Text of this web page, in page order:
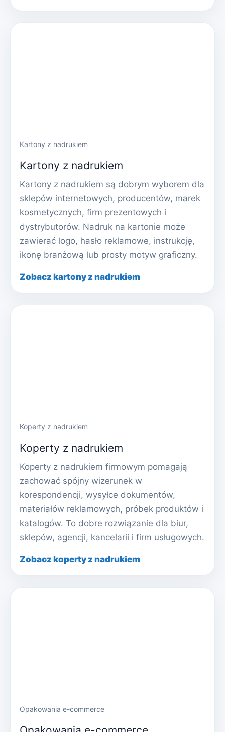
Kartony z nadrukiem
Kartony z nadrukiem
Kartony z nadrukiem są dobrym wyborem dla
sklepów internetowych, producentów, marek
kosmetycznych, firm prezentowych i
dystrybutorów. Nadruk na kartonie może
zawierać logo, hasło reklamowe, instrukcję,
ikonę branżową lub prosty motyw graficzny.
Zobacz kartony z nadrukiem
Koperty z nadrukiem
Koperty z nadrukiem
Koperty z nadrukiem firmowym pomagają
zachować spójny wizerunek w
korespondencji, wysyłce dokumentów,
materiałów reklamowych, próbek produktów i
katalogów. To dobre rozwiązanie dla biur,
sklepów, agencji, kancelarii i firm usługowych.
Zobacz koperty z nadrukiem
Opakowania e-commerce